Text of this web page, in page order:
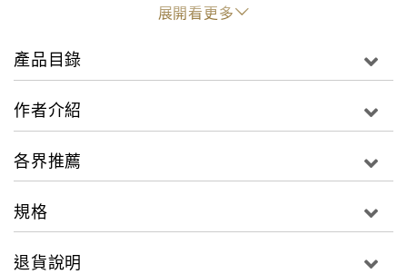
3. 2015世界百大建築公司榜首Gensler建築事務所創始
人M. Arthur Gensler Jr. 專文推薦。書中亦訪談全美五
位重量級建築師、設計師的設計生涯與創業過程。站在
◎「挨餓藝術家症候群」？你可以無限熱愛設計，但請
覺喊不，還是硬接？把不適合的新案視為週轉現金的方
價值vs工作時數？花十分鐘設計的小細節，遠超過十分
鐘「價值」！那就是唯獨你才能做到！本書為美國知名
設計產業顧問Granet & Associates, Inc.創辦人從業30
展開看更多
產品目錄
作者介紹
各界推薦
規格
退貨說明